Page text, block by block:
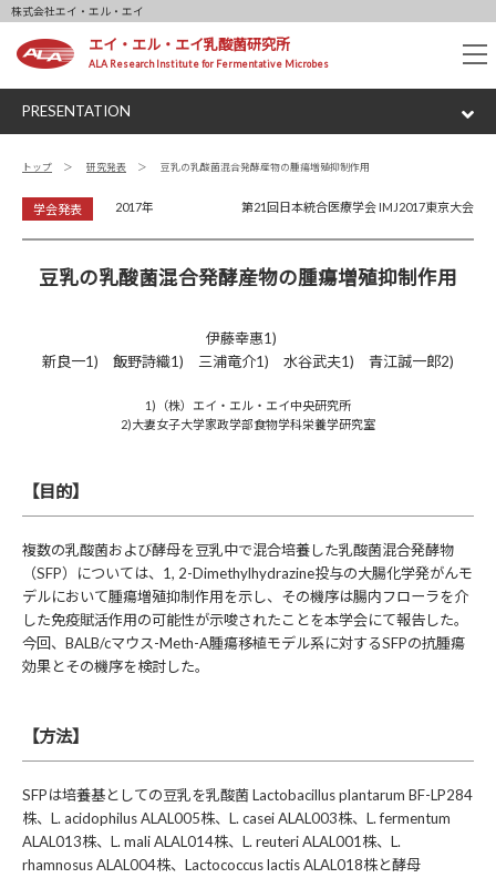
株式会社エイ・エル・エイ
エイ・エル・エイ乳酸菌研究所
ALA Research Institute for Fermentative Microbes
PRESENTATION
トップ 研究発表 豆乳の乳酸菌混合発酵産物の腫瘍増殖抑制作用
学会発表 2017年 第21回日本統合医療学会 IMJ2017東京大会
豆乳の乳酸菌混合発酵産物の腫瘍増殖抑制作用
伊藤幸惠1)
新良一1) 飯野詩織1) 三浦竜介1) 水谷武夫1) 青江誠一郎2)
1)（株）エイ・エル・エイ中央研究所
2)大妻女子大学家政学部食物学科栄養学研究室
【目的】
複数の乳酸菌および酵母を豆乳中で混合培養した乳酸菌混合発酵物
（SFP）については、1, 2-Dimethylhydrazine投与の大腸化学発がんモ
デルにおいて腫瘍増殖抑制作用を示し、その機序は腸内フローラを介
した免疫賦活作用の可能性が示唆されたことを本学会にて報告した。
今回、BALB/cマウス-Meth-A腫瘍移植モデル系に対するSFPの抗腫瘍
効果とその機序を検討した。
【方法】
SFPは培養基としての豆乳を乳酸菌 Lactobacillus plantarum BF-LP284
株、L. acidophilus ALAL005株、L. casei ALAL003株、L. fermentum
ALAL013株、L. mali ALAL014株、L. reuteri ALAL001株、L.
rhamnosus ALAL004株、Lactococcus lactis ALAL018株と酵母